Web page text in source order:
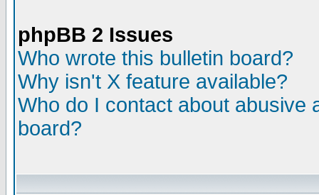
phpBB 2 Issues
Who wrote this bulletin board?
Why isn't X feature available?
Who do I contact about abusive
board?